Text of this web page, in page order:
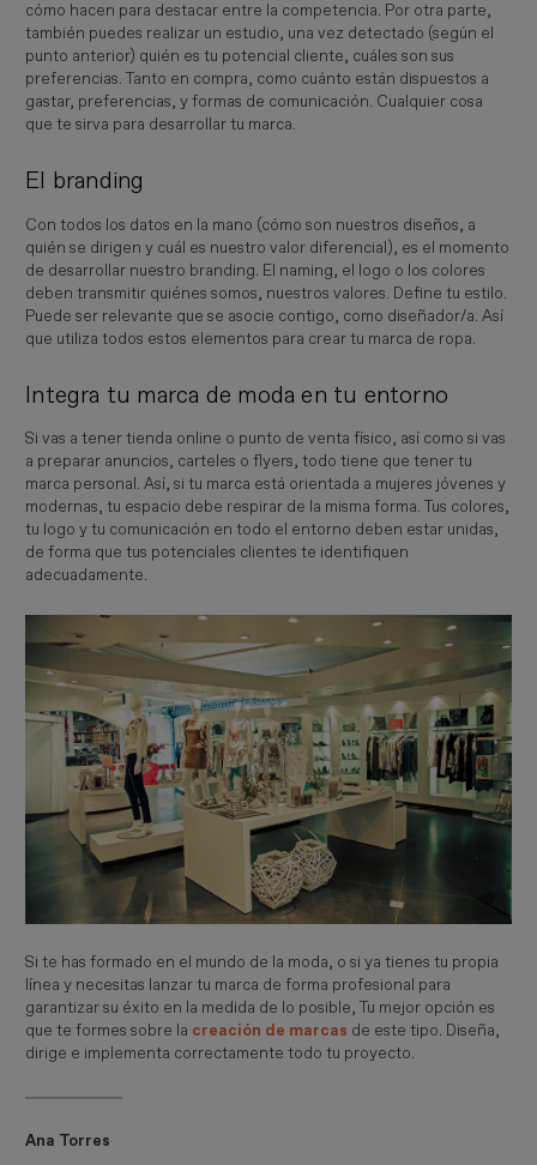
cómo hacen para destacar entre la competencia. Por otra parte,
también puedes realizar un estudio, una vez detectado (según el
punto anterior) quién es tu potencial cliente, cuáles son sus
preferencias. Tanto en compra, como cuánto están dispuestos a
gastar, preferencias, y formas de comunicación. Cualquier cosa
que te sirva para desarrollar tu marca.
El branding
Con todos los datos en la mano (cómo son nuestros diseños, a
quién se dirigen y cuál es nuestro valor diferencial), es el momento
de desarrollar nuestro branding. El naming, el logo o los colores
deben transmitir quiénes somos, nuestros valores. Define tu estilo.
Puede ser relevante que se asocie contigo, como diseñador/a. Así
que utiliza todos estos elementos para crear tu marca de ropa.
Integra tu marca de moda en tu entorno
Si vas a tener tienda online o punto de venta físico, así como si vas
a preparar anuncios, carteles o flyers, todo tiene que tener tu
marca personal. Así, si tu marca está orientada a mujeres jóvenes y
modernas, tu espacio debe respirar de la misma forma. Tus colores,
tu logo y tu comunicación en todo el entorno deben estar unidas,
de forma que tus potenciales clientes te identifiquen
adecuadamente.
Si te has formado en el mundo de la moda, o si ya tienes tu propia
línea y necesitas lanzar tu marca de forma profesional para
garantizar su éxito en la medida de lo posible, Tu mejor opción es
que te formes sobre la creación de marcas de este tipo. Diseña,
dirige e implementa correctamente todo tu proyecto.
Ana Torres